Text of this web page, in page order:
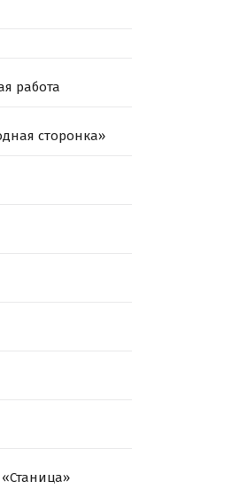
работа
сторонка»